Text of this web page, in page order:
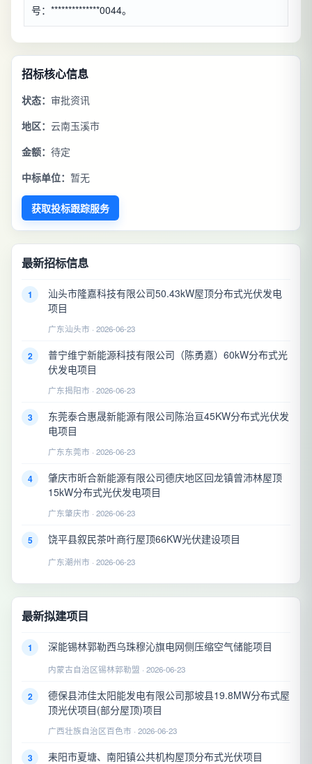
号：**************0044。
招标核心信息
状态： 审批资讯
地区： 云南玉溪市
金额： 待定
中标单位： 暂无
获取投标跟踪服务
最新招标信息
1
汕头市隆嘉科技有限公司50.43kW屋顶分布式光伏发电
项目
广东汕头市 · 2026-06-23
2
普宁维宁新能源科技有限公司（陈勇嘉）60kW分布式光
伏发电项目
广东揭阳市 · 2026-06-23
3
东莞泰合惠晟新能源有限公司陈治亘45KW分布式光伏发
电项目
广东东莞市 · 2026-06-23
4
肇庆市昕合新能源有限公司德庆地区回龙镇曾沛林屋顶
15kW分布式光伏发电项目
广东肇庆市 · 2026-06-23
5 饶平县叙民茶叶商行屋顶66KW光伏建设项目
广东潮州市 · 2026-06-23
最新拟建项目
1 深能锡林郭勒西乌珠穆沁旗电网侧压缩空气储能项目
内蒙古自治区锡林郭勒盟 · 2026-06-23
2
德保县沛佳太阳能发电有限公司那坡县19.8MW分布式屋
顶光伏项目(部分屋顶)项目
广西壮族自治区百色市 · 2026-06-23
3 耒阳市夏塘、南阳镇公共机构屋顶分布式光伏项目